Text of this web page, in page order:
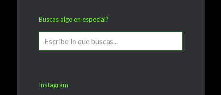
Buscas algo en especial?
Instagram